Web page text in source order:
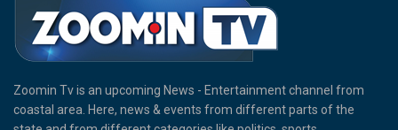
Zoomin Tv is an upcoming News - Entertainment channel from
coastal area. Here, news & events from different parts of the